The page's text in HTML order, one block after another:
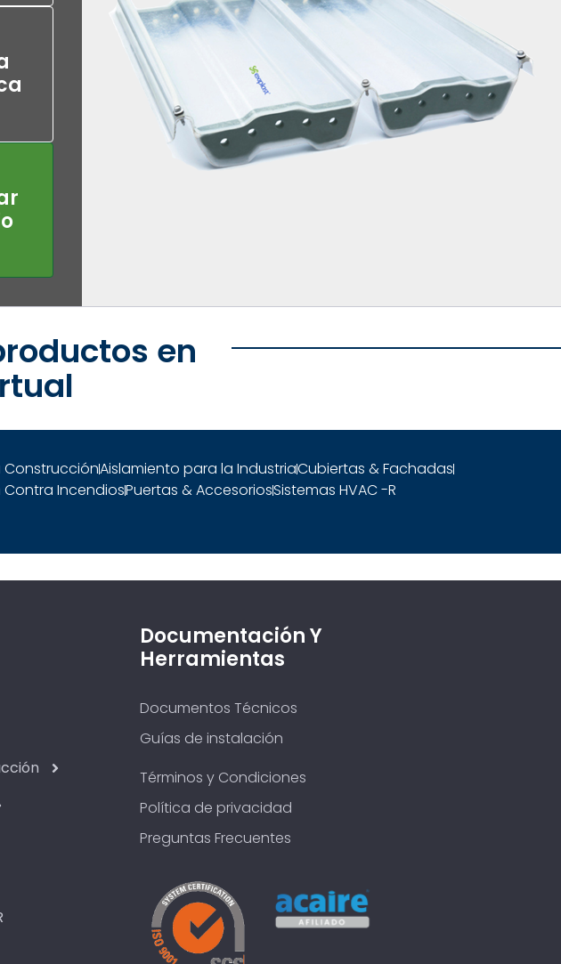
en
ConstrucciónAislamiento para la IndustriaCubiertas & Fachadas
IncendiosPuertas & AccesoriosSistemas HVAC -R
Documentación Y
Herramientas
Documentos Técnicos
Guías de instalación
Términos y Condiciones
Política de privacidad
Preguntas Frecuentes